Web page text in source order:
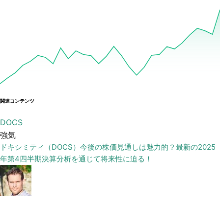
関連コンテンツ
DOCS
強気
ドキシミティ（DOCS）今後の株価見通しは魅力的？最新の2025
年第4四半期決算分析を通じて将来性に迫る！